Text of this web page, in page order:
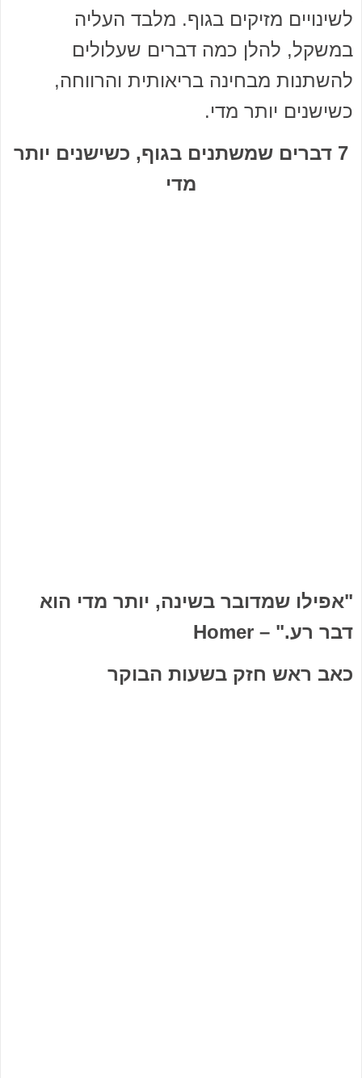
לשינויים מזיקים בגוף. מלבד העליה
במשקל, להלן כמה דברים שעלולים
להשתנות מבחינה בריאותית והרווחה,
כשישנים יותר מדי.
7 דברים שמשתנים בגוף, כשישנים יותר
מדי
"אפילו שמדובר בשינה, יותר מדי הוא
דבר רע." – Homer
כאב ראש חזק בשעות הבוקר